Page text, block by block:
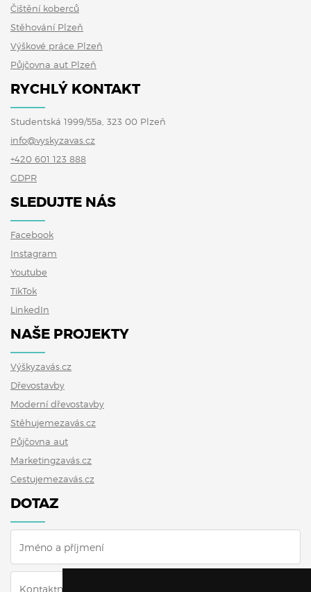
Čištění koberců
Stěhování Plzeň
Výškové práce Plzeň
Půjčovna aut Plzeň
RYCHLÝ KONTAKT
Studentská 1999/55a, 323 00 Plzeň
info@vyskyzavas.cz
+420 601 123 888
GDPR
SLEDUJTE NÁS
Facebook
Instagram
Youtube
TikTok
LinkedIn
NAŠE PROJEKTY
Výškyzavás.cz
Dřevostavby
Moderní dřevostavby
Stěhujemezavás.cz
Půjčovna aut
Marketingzavás.cz
Cestujemezavás.cz
DOTAZ